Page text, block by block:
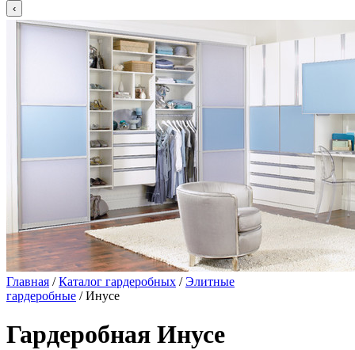
Главная /Каталог гардеробных /Элитные
гардеробные / Инусе
Гардеробная Инусе